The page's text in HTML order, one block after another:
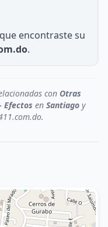
encontraste su
.
con Otras
Efectos en Santiago y